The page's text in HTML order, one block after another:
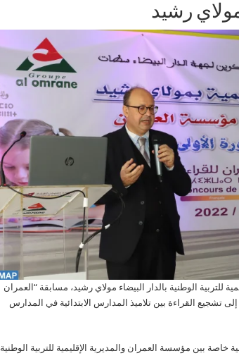
مولاي رشيد
للتربية الوطنية بالدار البيضاء مولاي رشيد، مسابقة “العمران
تشجيع القراءة بين تلاميذ المدارس الابتدائية في المدارس
بين مؤسسة العمران والمديرية الإقليمية للتربية الوطنية